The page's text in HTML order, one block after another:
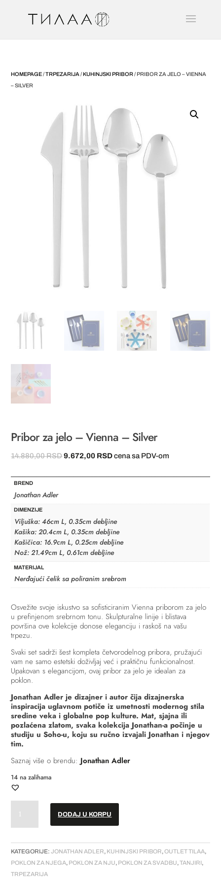
HOMEPAGE/TRPEZARIJA /KUHINJSKI PRIBOR/ PRIBOR ZA JELO – VIENNA
– SILVER
Pribor za jelo – Vienna – Silver
14.880,00RSDOriginalna
je
9.672,00 RSDTrenutna
je:
cena sa PDV-om
BREND
Jonathan Adler
DIMENZIJE
Viljuška: 46cm L, 0.35cm debljine
Kašika: 20.4cm L, 0.35cm debljine
Kašičica: 16.9cm L, 0.25cm debljine
Nož: 21.49cm L, 0.61cm debljine
MATERIJAL
Nerđajući čelik sa poliranim srebrom
Osvežite svoje iskustvo sa sofisticiranim Vienna priborom za jelo
u prefinjenom srebrnom tonu. Skulpturalne linije i blistava
površina ove kolekcije donose eleganciju i raskoš na vašu
trpezu.
Svaki set sadrži šest kompleta četvorodelnog pribora, pružajući
vam ne samo estetski doživljaj već i praktičnu funkcionalnost.
Upakovan s elegancijom, ovaj pribor za jelo je idealan za
poklon.
Jonathan Adler je dizajner i autor čija dizajnerska
inspiracija uglavnom potiče iz umetnosti modernog stila
sredine veka i globalne pop kulture. Mat, sjajna ili
pozlaćena zlatom, svaka kolekcija Jonathan-a počinje u
studiju u Soho-u, koju su ručno izvajali Jonathan i njegov
tim.
Saznaj više o brendu: Jonathan Adler
14 na zalihama
jelo
Vienna
-
Silver
DODAJ U KORPU
KATEGORIJE:JONATHAN ADLER, KUHINJSKI PRIBOR,OUTLET TILAA,
POKLON ZA NJEGA, POKLON ZA NJU, POKLON ZA SVADBU,TANJIRI,
TRPEZARIJA